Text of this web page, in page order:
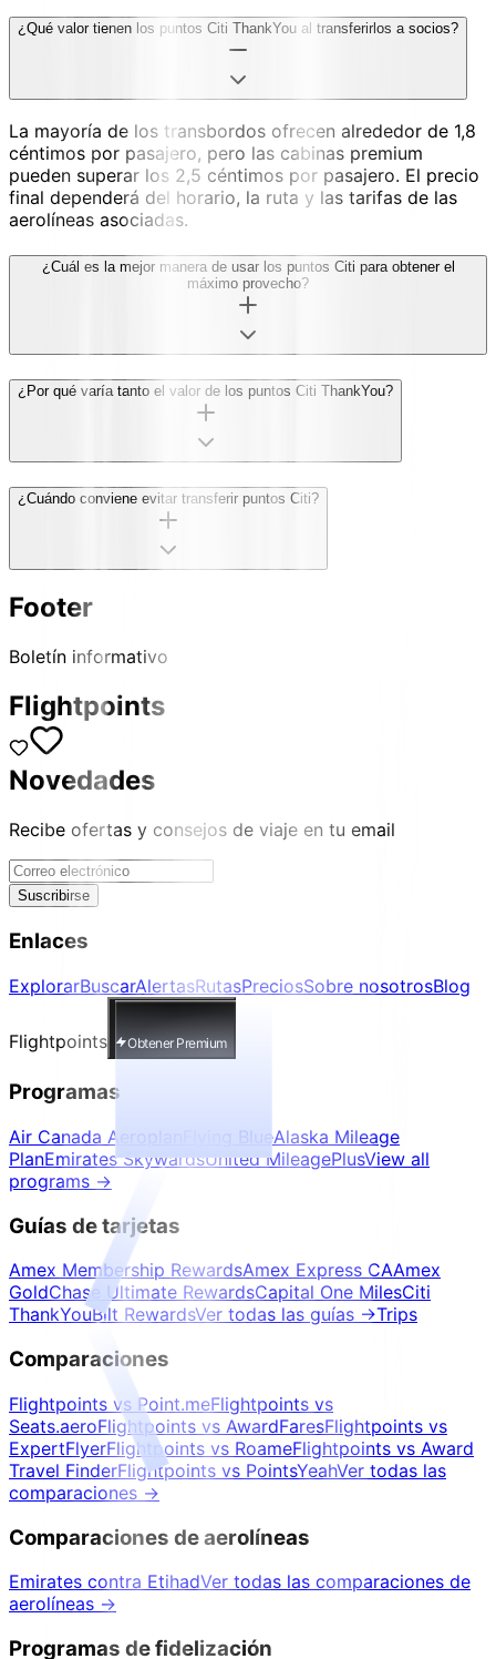
¿Qué valor tienen los puntos Citi ThankYou al transferirlos a socios?
La mayoría de los transbordos ofrecen alrededor de 1,8
céntimos por pasajero, pero las cabinas premium
pueden superar los 2,5 céntimos por pasajero. El precio
final dependerá del horario, la ruta y las tarifas de las
aerolíneas asociadas.
¿Cuál es la mejor manera de usar los puntos Citi para obtener el
máximo provecho?
¿Por qué varía tanto el valor de los puntos Citi ThankYou?
¿Cuándo conviene evitar transferir puntos Citi?
Footer
Boletín informativo
Flightpoints
Novedades
Recibe ofertas y consejos de viaje en tu email
Suscribirse
Enlaces
ExplorarBuscarAlertasRutasPreciosSobre nosotrosBlog
Flightpoints Obtener Premium
Programas
Air Canada Aeroplan Flying BlueAlaska Mileage
PlanEmirates SkywardsUnited MileagePlusView all
programs →
Guías de tarjetas
Amex Membership RewardsAmex Express CAAmex
GoldChase Ultimate RewardsCapital One MilesCiti
ThankYouBilt RewardsVer todas las guías →Trips
Comparaciones
Flightpoints vs Point.meFlightpoints vs
Seats.aeroFlightpoints vs AwardFaresFlightpoints vs
ExpertFlyerFlightpoints vs RoameFlightpoints vs Award
Travel FinderFlightpoints vs PointsYeahVer todas las
comparaciones →
Comparaciones de aerolíneas
Emirates contra EtihadVer todas las comparaciones de
aerolíneas →
Programas de fidelización